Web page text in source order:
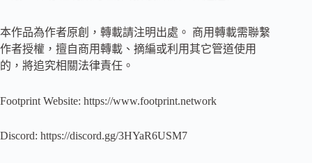
本作品為作者原創，轉載請注明出處。 商用轉載需聯繫
作者授權，擅自商用轉載、摘編或利用其它管道使用
的，將追究相關法律責任。
Footprint Website: https://www.footprint.network
Discord: https://discord.gg/3HYaR6USM7